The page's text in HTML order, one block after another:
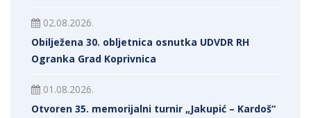
02.08.2026.
Obilježena 30. obljetnica osnutka UDVDR RH
Ogranka Grad Koprivnica
01.08.2026.
Otvoren 35. memorijalni turnir „Jakupić – Kardoš“